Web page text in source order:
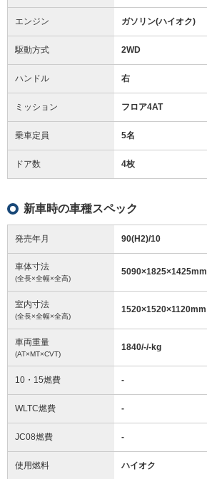
エンジン ガソリン(ハイオク)
駆動方式 2WD
ハンドル 右
ミッション フロア4AT
乗車定員 5名
ドア数 4枚
新車時の車種スペック
発売年月 90(H2)/10
車体寸法
(全長×全幅×全高)
5090×1825×1425mm
室内寸法
(全長×全幅×全高)
1520×1520×1120mm
車両重量
(AT×MT×CVT)
1840/-/-kg
10・15燃費 -
WLTC燃費 -
JC08燃費 -
使用燃料 ハイオク